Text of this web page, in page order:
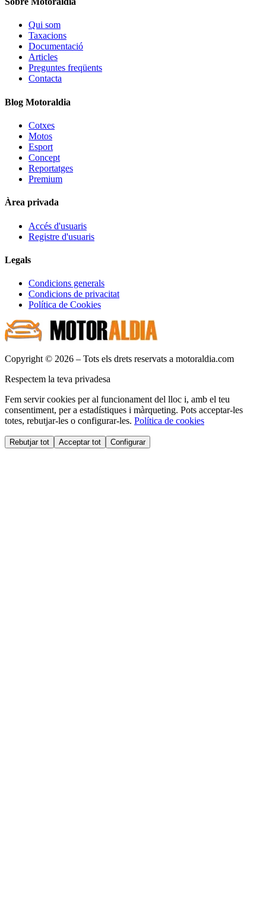
Qui som
Taxacions
Documentació
Articles
Preguntes freqüents
Contacta
Blog Motoraldia
Cotxes
Motos
Esport
Concept
Reportatges
Premium
Àrea privada
Accés d'usuaris
Registre d'usuaris
Legals
Condicions generals
Condicions de privacitat
Política de Cookies
Copyright © 2026 – Tots els drets reservats a motoraldia.com
Respectem la teva privadesa
Fem servir cookies per al funcionament del lloc i, amb el teu
consentiment, per a estadístiques i màrqueting. Pots acceptar-les
totes, rebutjar-les o configurar-les. Política de cookies
Rebutjar tot Acceptar tot Configurar